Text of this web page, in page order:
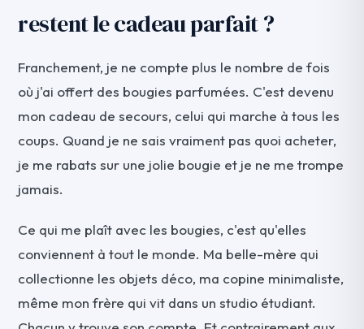
restent le cadeau parfait ?
Franchement, je ne compte plus le nombre de fois
où j'ai offert des bougies parfumées. C'est devenu
mon cadeau de secours, celui qui marche à tous les
coups. Quand je ne sais vraiment pas quoi acheter,
je me rabats sur une jolie bougie et je ne me trompe
jamais.
Ce qui me plaît avec les bougies, c'est qu'elles
conviennent à tout le monde. Ma belle-mère qui
collectionne les objets déco, ma copine minimaliste,
même mon frère qui vit dans un studio étudiant.